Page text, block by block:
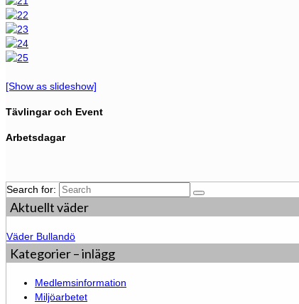
[Show as slideshow]
Tävlingar och Event
Arbetsdagar
Search for:
Aktuellt väder
Väder Bullandö
Kategorier – inlägg
Medlemsinformation
Miljöarbetet